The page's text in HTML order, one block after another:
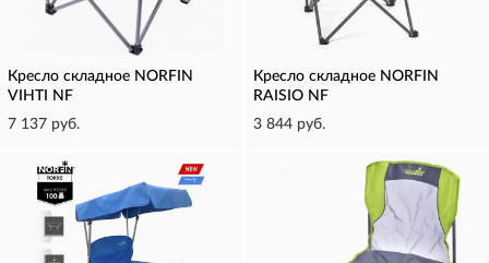
Кресло складное NORFIN
VIHTI NF
7 137 руб.
Кресло складное NORFIN
RAISIO NF
3 844 руб.